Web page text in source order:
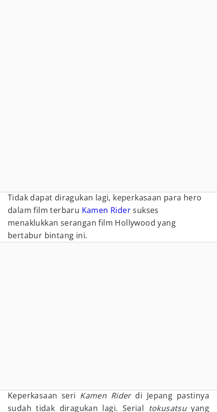
Tidak dapat diragukan lagi, keperkasaan para hero
dalam film terbaru Kamen Ridersukses
menaklukkan serangan film Hollywood yang
bertabur bintang ini.
Keperkasaan seri Kamen Rider di Jepang pastinya
sudah tidak diragukan lagi. Serial tokusatsuyang